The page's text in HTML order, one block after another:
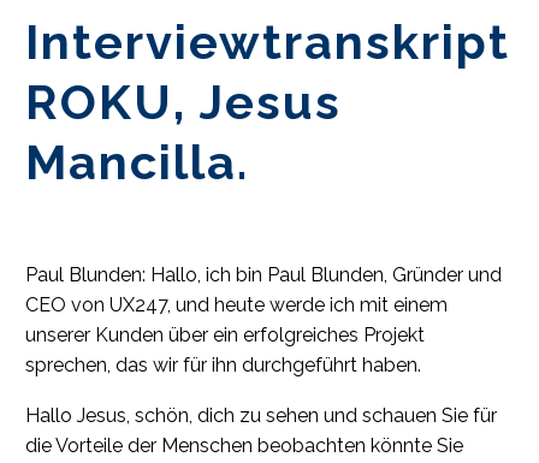
Interviewtranskript
ROKU, Jesus
Mancilla.
Paul Blunden: Hallo, ich bin Paul Blunden, Gründer und
CEO von UX247, und heute werde ich mit einem
unserer Kunden über ein erfolgreiches Projekt
sprechen, das wir für ihn durchgeführt haben.
Hallo Jesus, schön, dich zu sehen und schauen Sie für
die Vorteile der Menschen beobachten könnte Sie